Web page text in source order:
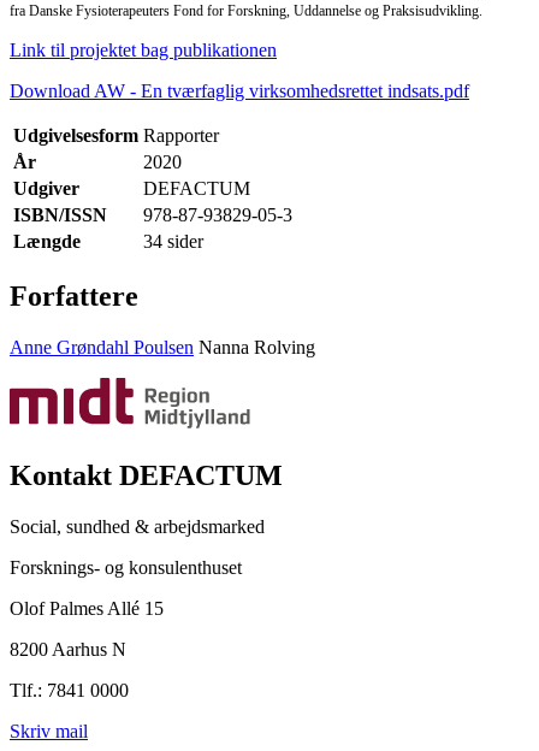
fra Danske Fysioterapeuters Fond for Forskning, Uddannelse og Praksisudvikling.
Link til projektet bag publikationen
Download AW - En tværfaglig virksomhedsrettet indsats.pdf
Udgivelsesform Rapporter
År
2020
Udgiver
DEFACTUM
ISBN/ISSN
978-87-93829-05-3
Længde
34 sider
Forfattere
Anne Grøndahl Poulsen Nanna Rolving
Kontakt DEFACTUM
Social, sundhed & arbejdsmarked
Forsknings- og konsulenthuset
Olof Palmes Allé 15
8200 Aarhus N
Tlf.: 7841 0000
Skriv mail